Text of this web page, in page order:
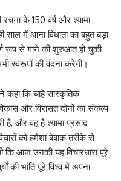
के 150 वर्ष और श्यामा
साल में आना विधाता का बहुत बड़ा
रूप से गाने की शुरुआत हो चुकी
स्वरूपों की वंदना करेगी।
कहा कि चाहे सांस्कृतिक
और विरासत दोनों का संकल्प
है, और वह है श्यामा प्रसाद
को हमेशा बेबाक तरीके से
कि आज उनकी यह विचारधारा पूरे
की भांति पूरे विश्व में अपना